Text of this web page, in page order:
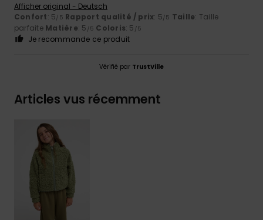
Afficher original - Deutsch
Confort: 5/5 Rapport qualité / prix: 5/5 Taille: Taille
parfaite Matière: 5 /5 Coloris: 5 /5
Je recommande ce produit
Vérifié par TrustVille
Articles vus récemment